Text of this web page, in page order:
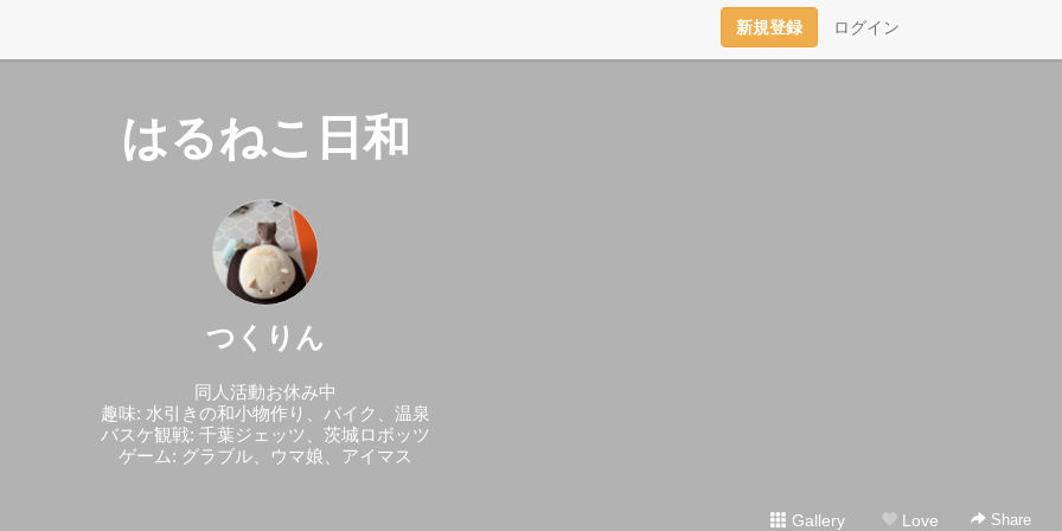
新規登録 ログイン
はるねこ日和
つくりん
同人活動お休み中
趣味: 水引きの和小物作り、バイク、温泉
バスケ観戦: 千葉ジェッツ、茨城ロボッツ
ゲーム: グラブル、ウマ娘、アイマス
Gallery Love Share